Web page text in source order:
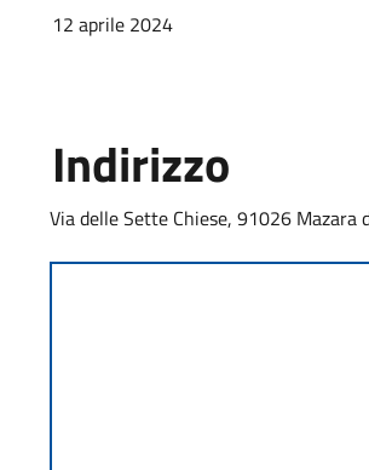
12 aprile 2024
Indirizzo
Via delle Sette Chiese, 91026 Mazara